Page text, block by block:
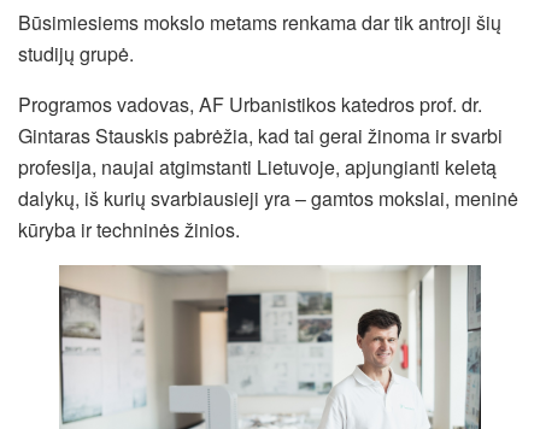
Būsimiesiems mokslo metams renkama dar tik antroji šių
studijų grupė.
Programos vadovas, AF Urbanistikos katedros prof. dr.
Gintaras Stauskis pabrėžia, kad tai gerai žinoma ir svarbi
profesija, naujai atgimstanti Lietuvoje, apjungianti keletą
dalykų, iš kurių svarbiausieji yra – gamtos mokslai, meninė
kūryba ir techninės žinios.